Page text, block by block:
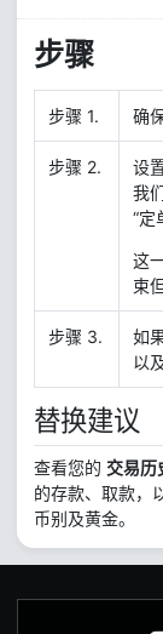
步骤
步骤 1. 确
步骤 2.
设
我
“定
这
束
步骤 3.
如
以
替换建议
查看您的 交易历
的存款、取款，
币别及黄金。